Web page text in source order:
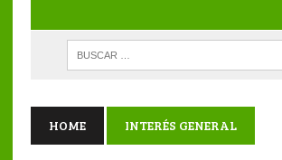
HOME INTERÉS GENERAL